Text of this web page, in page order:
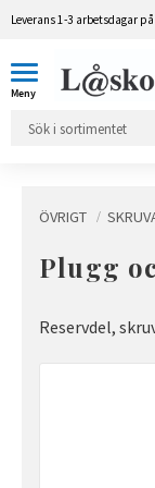
Leverans 1-3 arbetsdagar
ÖVRIGT
Plugg
Reservdel,